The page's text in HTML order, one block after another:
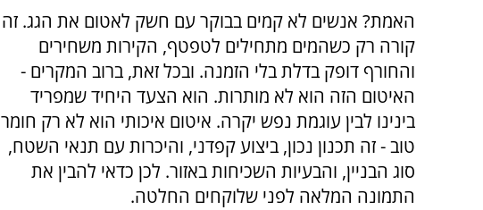
האמת? אנשים לא קמים בבוקר עם חשק לאטום את הגג. זה
קורה רק כשהמים מתחילים לטפטף, הקירות משחירים
והחורף דופק בדלת בלי הזמנה. ובכל זאת, ברוב המקרים -
האיטום הזה הוא לא מותרות. הוא הצעד היחיד שמפריד
בינינו לבין עוגמת נפש יקרה. איטום איכותי הוא לא רק חומר
טוב - זה תכנון נכון, ביצוע קפדני, והיכרות עם תנאי השטח,
סוג הבניין, והבעיות השכיחות באזור. לכן כדאי להבין את
התמונה המלאה לפני שלוקחים החלטה.